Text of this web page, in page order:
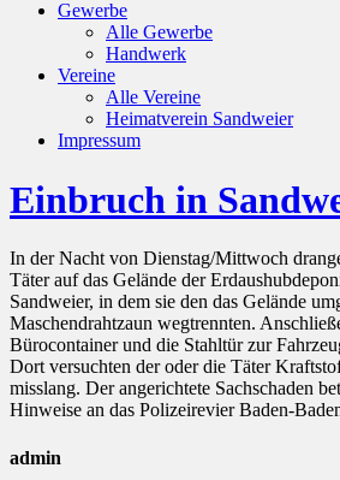
Gewerbe
Alle Gewerbe
Handwerk
Vereine
Alle Vereine
Heimatverein Sandweier
Impressum
Einbruch in
In der Nacht von Dienstag/Mittwoch
Täter auf das Gelände der
Sandweier, in dem sie den das Gelände
Maschendrahtzaun wegtrennten.
Bürocontainer und die Stahltür zur
Dort versuchten der oder die Täter
misslang. Der angerichtete Sachschaden
Hinweise an das Polizeirevier Baden-
admin